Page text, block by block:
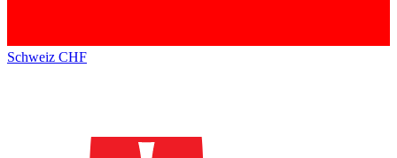
Schweiz CHF